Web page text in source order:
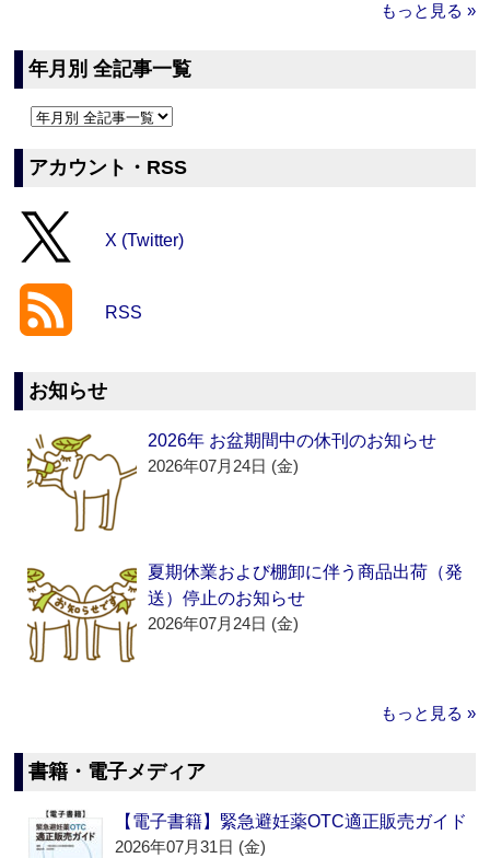
もっと見る »
年月別 全記事一覧
アカウント・RSS
X (Twitter)
RSS
お知らせ
2026年 お盆期間中の休刊のお知らせ
2026年07月24日 (金)
夏期休業および棚卸に伴う商品出荷（発
送）停止のお知らせ
2026年07月24日 (金)
もっと見る »
書籍・電子メディア
【電子書籍】緊急避妊薬OTC適正販売ガイド
2026年07月31日 (金)